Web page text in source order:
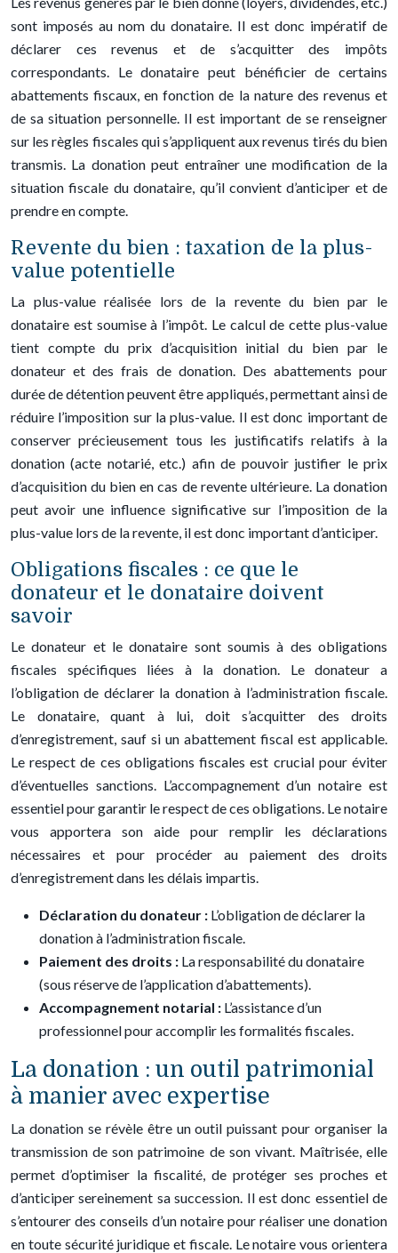
sont imposés au nom du donataire. Il est donc impératif de
déclarer ces revenus et de s’acquitter des impôts
correspondants. Le donataire peut bénéficier de certains
abattements fiscaux, en fonction de la nature des revenus et
de sa situation personnelle. Il est important de se renseigner
sur les règles fiscales qui s’appliquent aux revenus tirés du bien
transmis. La donation peut entraîner une modification de la
situation fiscale du donataire, qu’il convient d’anticiper et de
prendre en compte.
Revente du bien : taxation de la plus-
value potentielle
La plus-value réalisée lors de la revente du bien par le
donataire est soumise à l’impôt. Le calcul de cette plus-value
tient compte du prix d’acquisition initial du bien par le
donateur et des frais de donation. Des abattements pour
durée de détention peuvent être appliqués, permettant ainsi de
réduire l’imposition sur la plus-value. Il est donc important de
conserver précieusement tous les justificatifs relatifs à la
donation (acte notarié, etc.) afin de pouvoir justifier le prix
d’acquisition du bien en cas de revente ultérieure. La donation
peut avoir une influence significative sur l’imposition de la
plus-value lors de la revente, il est donc important d’anticiper.
Obligations fiscales : ce que le
donateur et le donataire doivent
savoir
Le donateur et le donataire sont soumis à des obligations
fiscales spécifiques liées à la donation. Le donateur a
l’obligation de déclarer la donation à l’administration fiscale.
Le donataire, quant à lui, doit s’acquitter des droits
d’enregistrement, sauf si un abattement fiscal est applicable.
Le respect de ces obligations fiscales est crucial pour éviter
d’éventuelles sanctions. L’accompagnement d’un notaire est
essentiel pour garantir le respect de ces obligations. Le notaire
vous apportera son aide pour remplir les déclarations
nécessaires et pour procéder au paiement des droits
d’enregistrement dans les délais impartis.
Déclaration du donateur : L’obligation de déclarer la
donation à l’administration fiscale.
Paiement des droits : La responsabilité du donataire
(sous réserve de l’application d’abattements).
Accompagnement notarial : L’assistance d’un
professionnel pour accomplir les formalités fiscales.
La donation : un outil patrimonial
à manier avec expertise
La donation se révèle être un outil puissant pour organiser la
transmission de son patrimoine de son vivant. Maîtrisée, elle
permet d’optimiser la fiscalité, de protéger ses proches et
d’anticiper sereinement sa succession. Il est donc essentiel de
s’entourer des conseils d’un notaire pour réaliser une donation
en toute sécurité juridique et fiscale. Le notaire vous orientera